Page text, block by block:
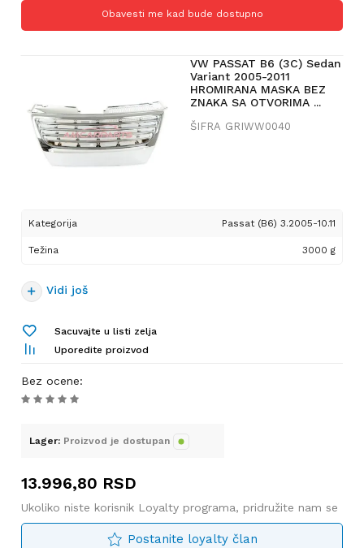
Obavesti me kad bude dostupno
VW PASSAT B6 (3C) Sedan
Variant 2005-2011
HROMIRANA MASKA BEZ
ZNAKA SA OTVORIMA ...
ŠIFRA GRIWW0040
Kategorija Passat (B6) 3.2005-10.11
Težina 3000 g
Vidi još
Sacuvajte u listi zelja
Uporedite proizvod
Bez ocene:
Lager: Proizvod je dostupan
13.996,80 RSD
Ukoliko niste korisnik Loyalty programa, pridružite nam se
Postanite loyalty član